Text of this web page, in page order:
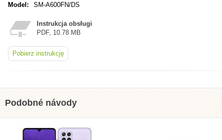
Model:
SM-A600FN/DS
Instrukcja obsługi
PDF, 10.78 MB
Pobierz instrukcję
Podobné návody